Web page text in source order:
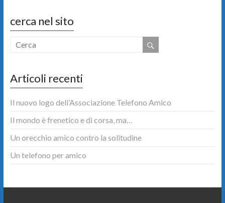
cerca nel sito
Articoli recenti
Il nuovo logo dell’Associazione Telefono Amico
Il mondo è frenetico e di corsa, ma…
Un orecchio amico contro la solitudine
Un telefono per amico